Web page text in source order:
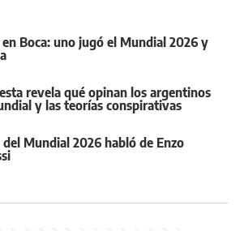
Boca: uno jugó el Mundial 2026 y
revela qué opinan los argentinos
y las teorías conspirativas
Mundial 2026 habló de Enzo